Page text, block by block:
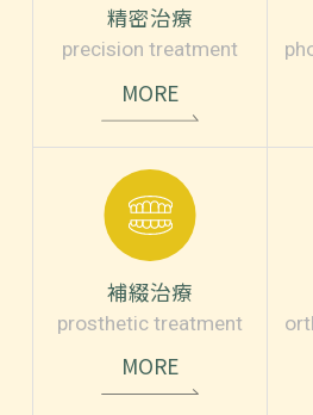
精密治療
precision treatment
MORE
補綴治療
prosthetic treatment
MORE